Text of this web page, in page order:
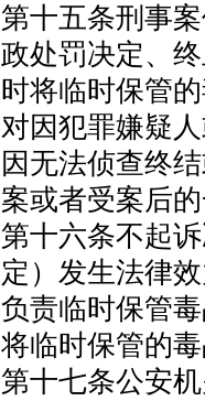
第十五条刑事
政处罚决定、
时将临时保管
对因犯罪嫌疑
因无法侦查终
案或者受案后
第十六条不起
定）发生法律
负责临时保管
将临时保管的
第十七条公安